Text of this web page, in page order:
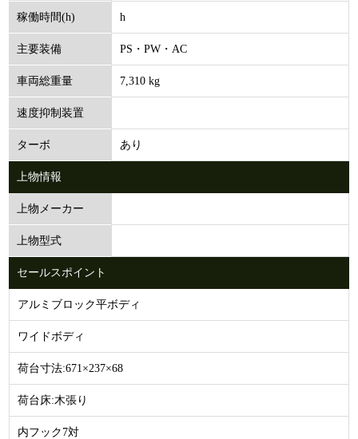
稼働時間(h) h
主要装備 PS・PW・AC
車両総重量 7,310 kg
速度抑制装置
ターボ あり
上物情報
上物メーカー
上物型式
セールスポイント
アルミブロック平ボディ
ワイドボディ
荷台寸法:671×237×68
荷台床:木張り
内フック7対